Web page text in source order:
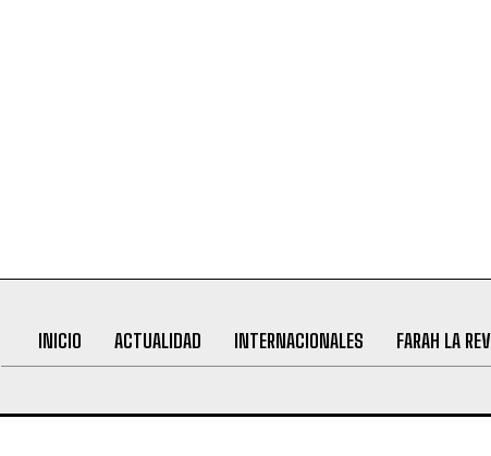
INICIO ACTUALIDAD INTERNACIONALES FARAH LA